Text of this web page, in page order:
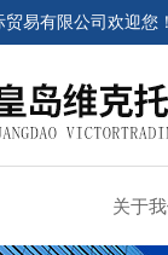
易有限公司欢迎您！
关于